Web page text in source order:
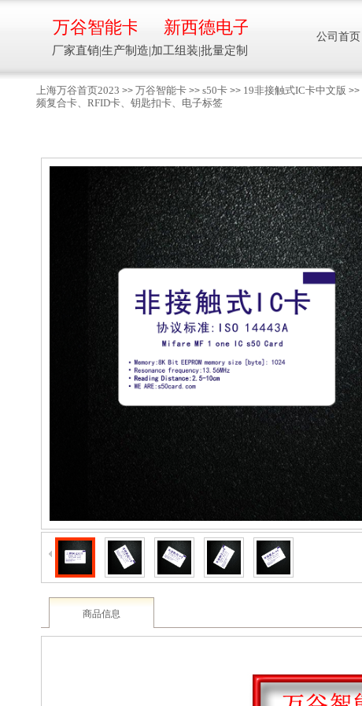
上海万谷首页2023 >> 万谷智能卡 >> s50卡 >> 19非接触式IC卡中文版 >>
频复合卡、RFID卡、钥匙扣卡、电子标签
商品信息
新西德电子
厂家直销|生产制造|加工组装|批量定制
智能卡流量压力温度液位设备
万谷智能卡/新西德
电子
生产制造加工组装智能卡流量压力温度液
位设备
13918608088/137016
91001
2003 - 2022 / 19年
www.61588.com
万谷智能卡 公司首页